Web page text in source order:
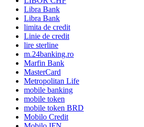
Libra Bank
Libra Bank
limita de credit
Linie de credit
lire sterline
m.24banking.ro
Marfin Bank
MasterCard
Metropolitan Life
mobile banking
mobile token
mobile token BRD
Mobilo Credit